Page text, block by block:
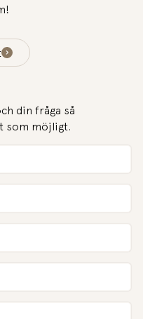
din fråga så
som möjligt.